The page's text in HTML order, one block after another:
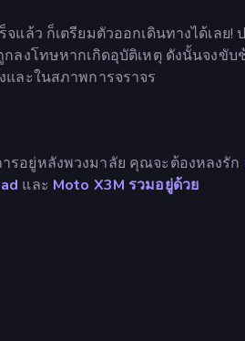
แล้ว ก็เตรียมตัวออกเดินทางได้เล
ลงโทษหากเกิดอุบัติเหตุ ดังนั้นจงขั
ละในสภาพการจราจร
อยู่หลังพวงมาลัย คุณจะต้องหลงรัก
และ Moto X3M รวมอยู่ด้วย